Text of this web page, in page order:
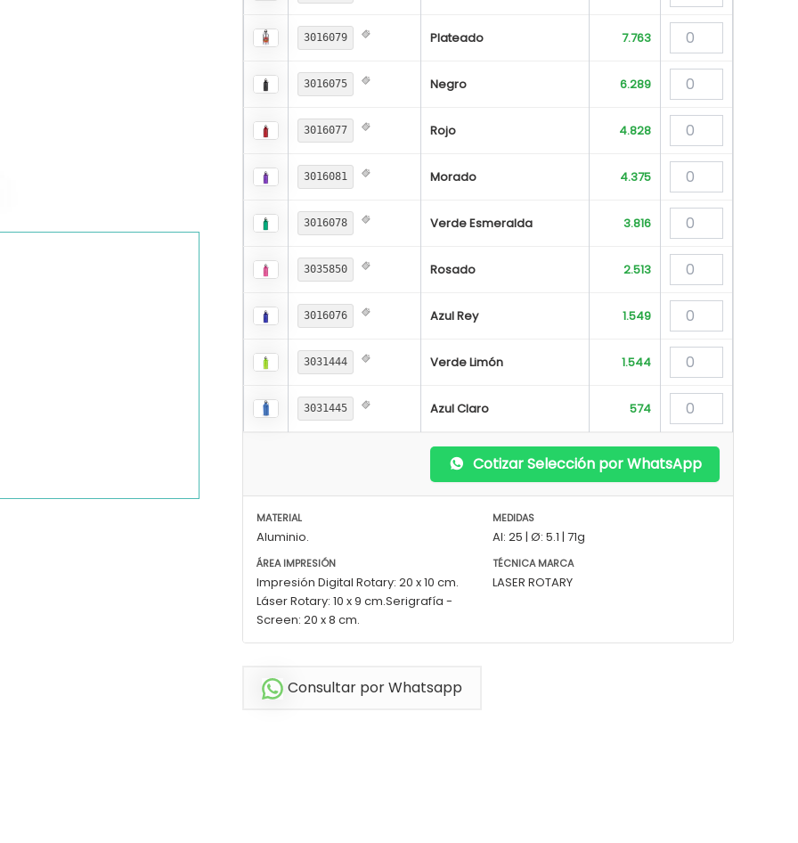
3016079 Plateado 7.763
3016075 Negro 6.289
3016077 Rojo 4.828
3016081 Morado 4.375
3016078 Verde Esmeralda 3.816
3035850 Rosado 2.513
3016076 Azul Rey 1.549
3031444 Verde Limón 1.544
3031445 Azul Claro 574
Cotizar Selección por WhatsApp
MATERIAL
Aluminio.
MEDIDAS
Al: 25 | Ø: 5.1 | 71g
ÁREA IMPRESIÓN
Impresión Digital Rotary: 20 x 10 cm.
Láser Rotary: 10 x 9 cm.Serigrafía -
Screen: 20 x 8 cm.
TÉCNICA MARCA
LASER ROTARY
Consultar por Whatsapp